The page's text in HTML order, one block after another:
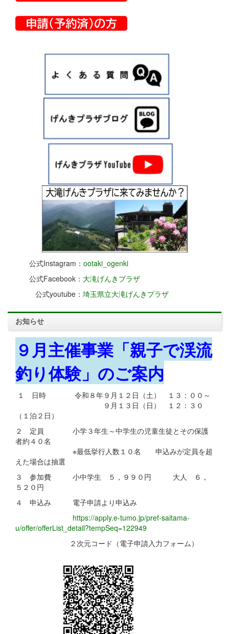
公式Instagram： ootaki_ogenki
公式Facebook： 大滝げんきプラザ
公式youtube： 埼玉県立大滝げんきプラザ
お知らせ
９月主催事業「親子で渓流
釣り体験」のご案内
１ 日時 令和８年９月１２日（土） １３：００～
９月１３日（日） １２：３０
（１泊２日）
２ 定員 小学３年生～中学生の児童生徒とその保護
者約４０名
※最低挙行人数１０名 申込みが定員を超
えた場合は抽選
３ 参加費 小中学生 ５，９９０円 大人 ６，
５２０円
４ 申込み 電子申請より申込み
https://apply.e-tumo.jp/pref-saitama-
u/offer/offerList_detail?tempSeq=122949
２次元コード（電子申請入力フォーム）